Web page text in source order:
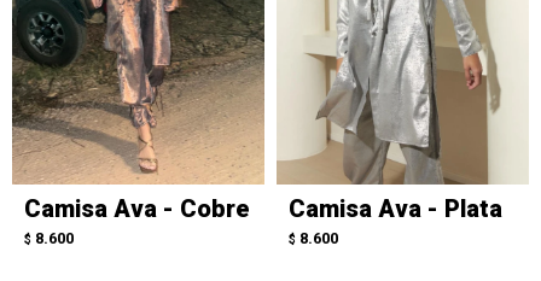
Camisa Ava - Cobre
$ 8.600
Camisa Ava - Plata
$ 8.600